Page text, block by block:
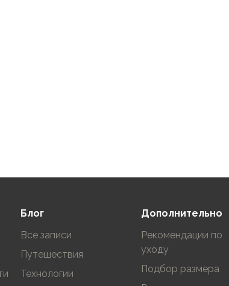
Блог
Все записи
Путешествия
Технологии
Дополнительно
Рекомендации по
уходу
Подбор размера